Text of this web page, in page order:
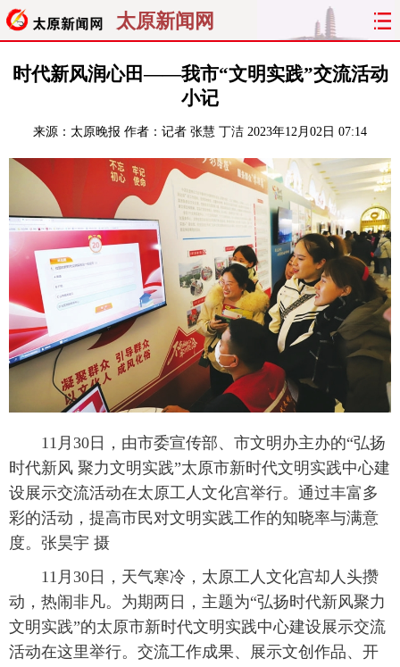
太原新闻网
首页 聚焦 太原 山西
纵横 曝光 综合 专题
旅游 理财 政务 教育
看天下 晋月读 最太原 网罗民生
太原日报 太原晚报 热评 社区
时代新风润心田——我市“文明实践”交流活动
小记
来源： 太原晚报 作者：记者 张慧 丁洁 2023年12月02日 07:14
11月30日，由市委宣传部、市文明办主办的“弘扬
时代新风 聚力文明实践”太原市新时代文明实践中心建
设展示交流活动在太原工人文化宫举行。通过丰富多
彩的活动，提高市民对文明实践工作的知晓率与满意
度。张昊宇 摄
11月30日，天气寒冷，太原工人文化宫却人头攒
动，热闹非凡。为期两日，主题为“弘扬时代新风聚力
文明实践”的太原市新时代文明实践中心建设展示交流
活动在这里举行。交流工作成果、展示文创作品、开